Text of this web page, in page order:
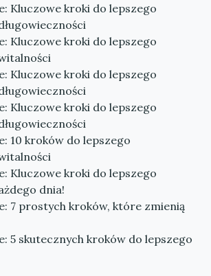
Kluczowe kroki do lepszego
Kluczowe kroki do lepszego
Kluczowe kroki do lepszego
Kluczowe kroki do lepszego
10 kroków do lepszego
Kluczowe kroki do lepszego
dnia!
7 prostych kroków, które zmienią
5 skutecznych kroków do lepszego